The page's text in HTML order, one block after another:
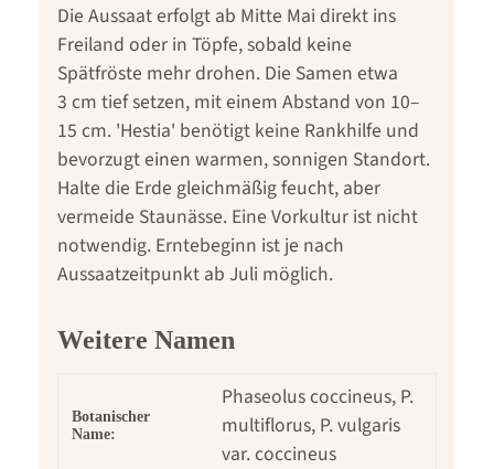
Die Aussaat erfolgt ab Mitte Mai direkt ins
Freiland oder in Töpfe, sobald keine
Spätfröste mehr drohen. Die Samen etwa
3 cm tief setzen, mit einem Abstand von 10–
15 cm. 'Hestia' benötigt keine Rankhilfe und
bevorzugt einen warmen, sonnigen Standort.
Halte die Erde gleichmäßig feucht, aber
vermeide Staunässe. Eine Vorkultur ist nicht
notwendig. Erntebeginn ist je nach
Aussaatzeitpunkt ab Juli möglich.
Weitere Namen
Botanischer
Name:
Phaseolus coccineus, P.
multiflorus, P. vulgaris
var. coccineus